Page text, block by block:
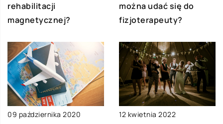
rehabilitacji
magnetycznej?
można udać się do
fizjoterapeuty?
09 października 2020 12 kwietnia 2022